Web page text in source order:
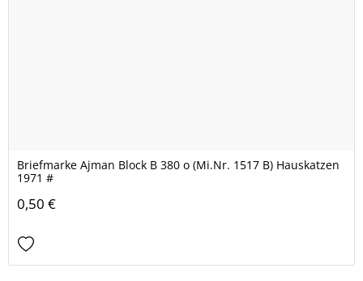
Briefmarke Ajman Block B 380 o (Mi.Nr. 1517 B) Hauskatzen
1971 #
0,50 €